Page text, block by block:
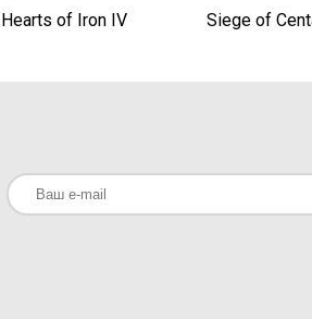
Hearts of Iron IV Siege of